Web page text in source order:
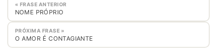
« FRASE ANTERIOR
NOME PRÓPRIO
PRÓXIMA FRASE »
O AMOR É CONTAGIANTE